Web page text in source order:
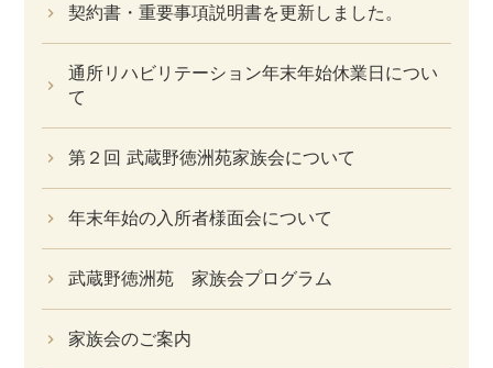
契約書・重要事項説明書を更新しました。
通所リハビリテーション年末年始休業日につい
て
第２回 武蔵野徳洲苑家族会について
年末年始の入所者様面会について
武蔵野徳洲苑 家族会プログラム
家族会のご案内